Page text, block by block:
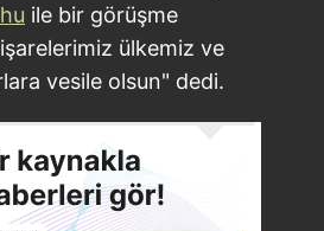
ile bir görüşme
ülkemiz ve
vesile olsun" dedi.